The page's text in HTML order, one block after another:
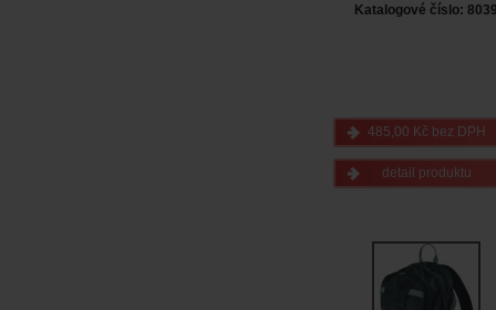
Katalogové číslo:
485,00 Kč bez DPH
detail produktu